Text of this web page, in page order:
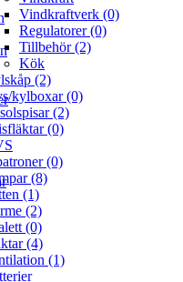
Vindkraftverk (0)
Regulatorer (0)
Tillbehör (2)
Kök
(2)
kylboxar (0)
(2)
(0)
(0)
(8)
(1)
(2)
(0)
(4)
(1)